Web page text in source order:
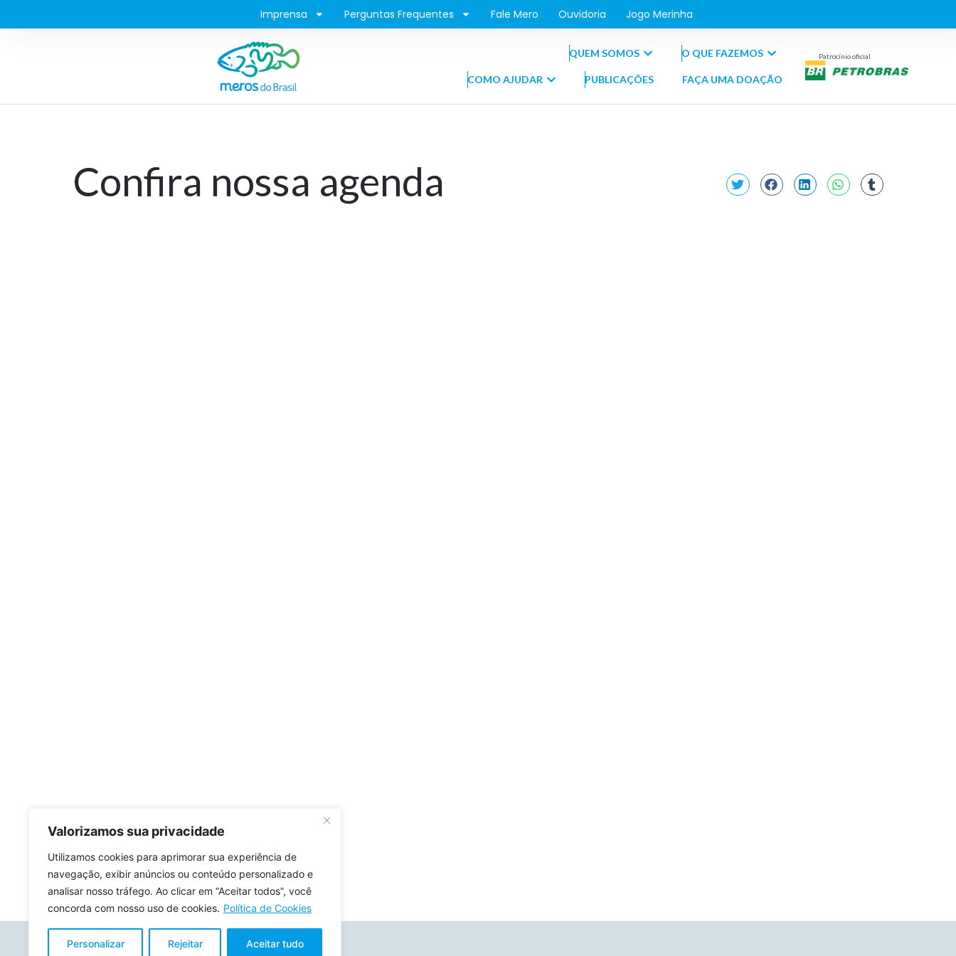
Valorizamos sua privacidade
Utilizamos cookies para aprimorar sua experiência de
navegação, exibir anúncios ou conteúdo personalizado e
analisar nosso tráfego. Ao clicar em “Aceitar todos”, você
concorda com nosso uso de cookies. Política de Cookies
Personalizar Rejeitar Aceitar tudo
Imprensa Perguntas Frequentes Fale Mero Ouvidoria Jogo Merinha
QUEM SOMOS O QUE FAZEMOS
COMO AJUDAR PUBLICAÇÕES FAÇA UMA DOAÇÃO
Patrocínio oficial
Confira nossa agenda